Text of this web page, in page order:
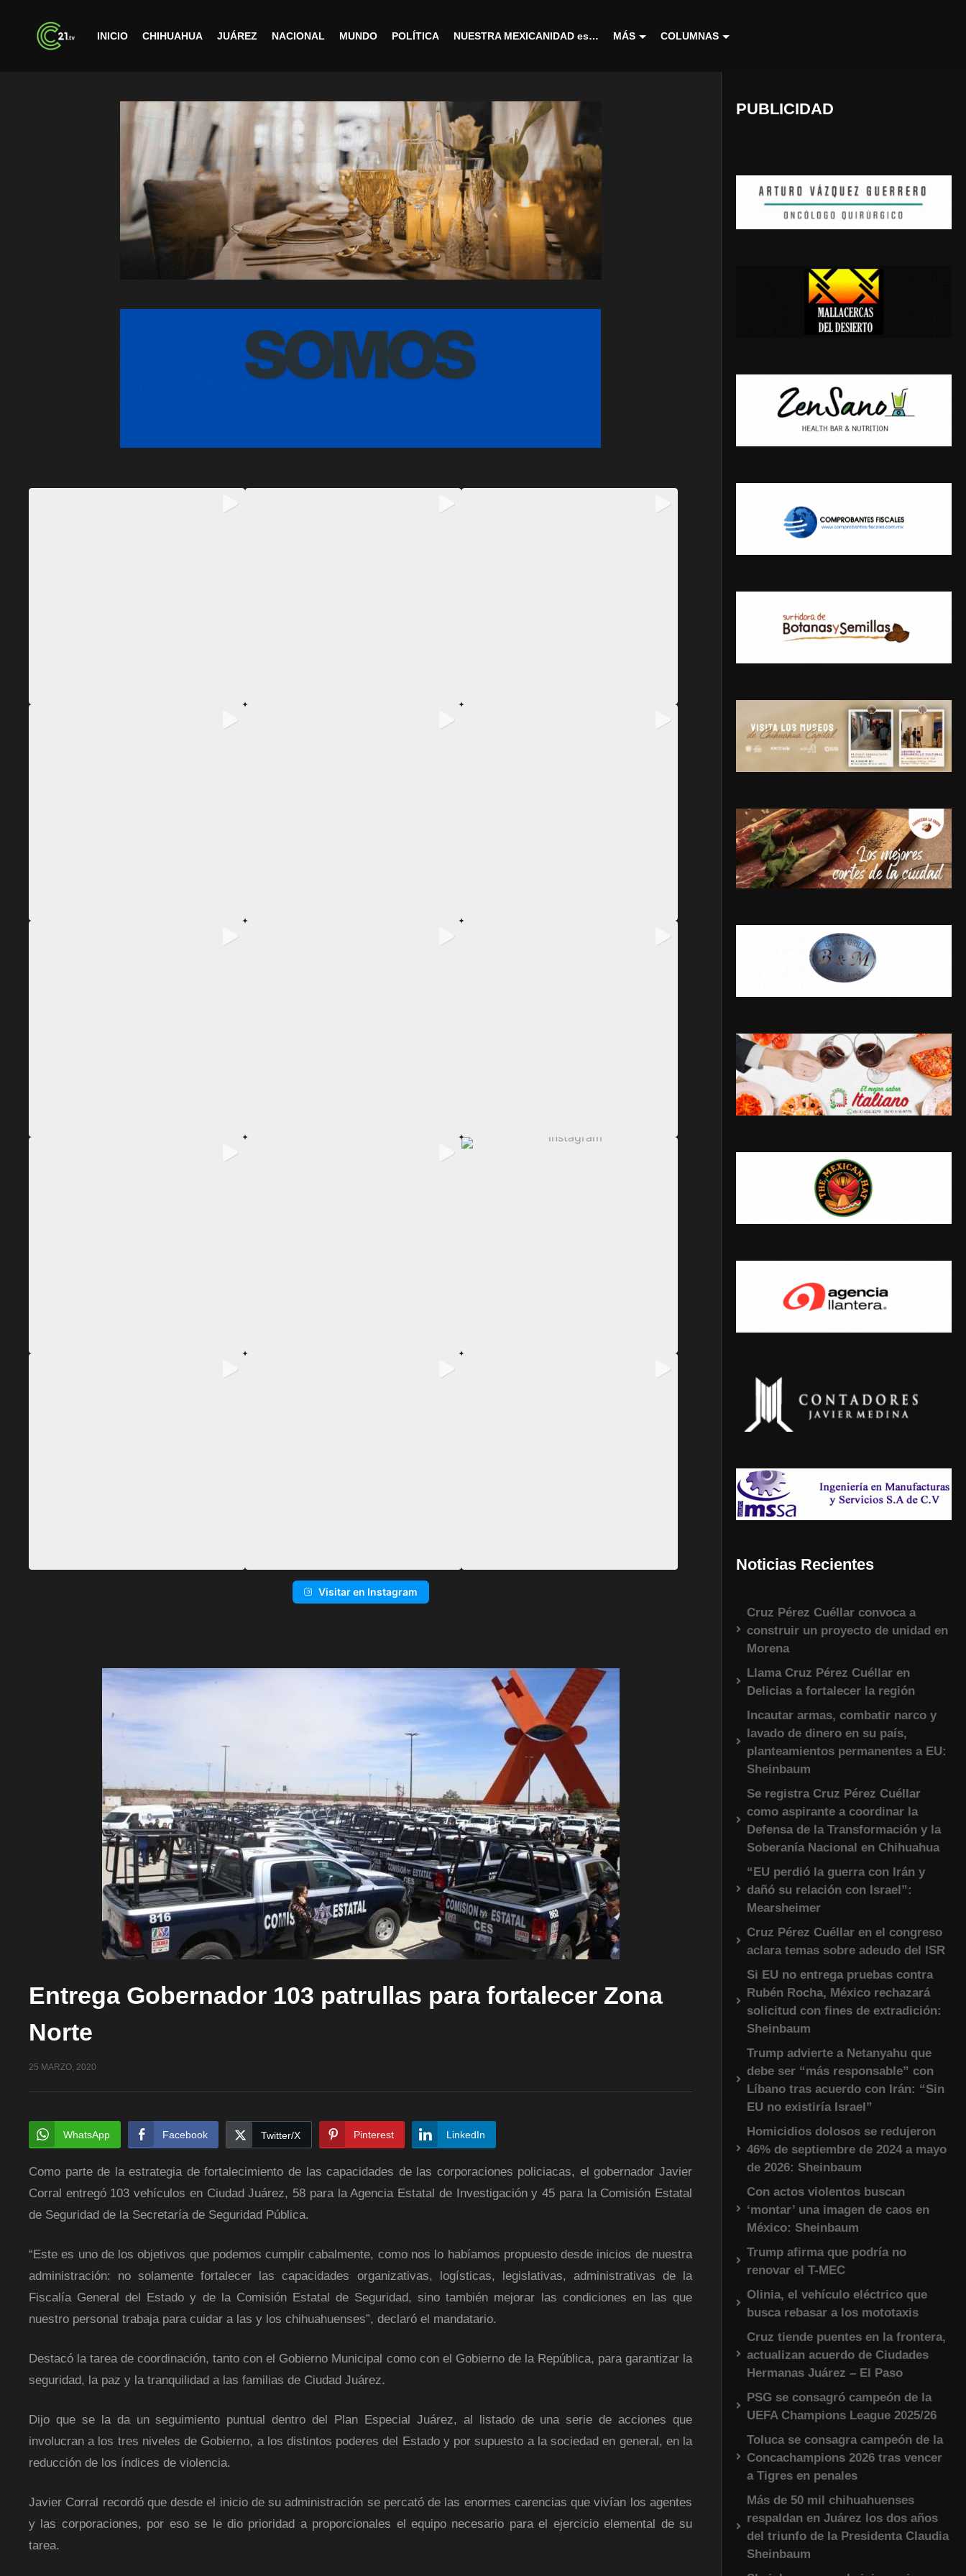
INICIO CHIHUAHUA JUÁREZ NACIONAL MUNDO POLÍTICA NUESTRA MEXICANIDAD es… MÁS COLUMNAS
Visitar en Instagram
Entrega Gobernador 103 patrullas para fortalecer Zona
Norte
25 MARZO, 2020
WhatsApp Facebook Twitter/X Pinterest LinkedIn
Como parte de la estrategia de fortalecimiento de las capacidades de las corporaciones policiacas, el gobernador Javier
Corral entregó 103 vehículos en Ciudad Juárez, 58 para la Agencia Estatal de Investigación y 45 para la Comisión Estatal
de Seguridad de la Secretaría de Seguridad Pública.
“Este es uno de los objetivos que podemos cumplir cabalmente, como nos lo habíamos propuesto desde inicios de nuestra
administración: no solamente fortalecer las capacidades organizativas, logísticas, legislativas, administrativas de la
Fiscalía General del Estado y de la Comisión Estatal de Seguridad, sino también mejorar las condiciones en las que
nuestro personal trabaja para cuidar a las y los chihuahuenses”, declaró el mandatario.
Destacó la tarea de coordinación, tanto con el Gobierno Municipal como con el Gobierno de la República, para garantizar la
seguridad, la paz y la tranquilidad a las familias de Ciudad Juárez.
Dijo que se la da un seguimiento puntual dentro del Plan Especial Juárez, al listado de una serie de acciones que
involucran a los tres niveles de Gobierno, a los distintos poderes del Estado y por supuesto a la sociedad en general, en la
reducción de los índices de violencia.
Javier Corral recordó que desde el inicio de su administración se percató de las enormes carencias que vivían los agentes
y las corporaciones, por eso se le dio prioridad a proporcionales el equipo necesario para el ejercicio elemental de su
tarea.
PUBLICIDAD
Noticias Recientes
Cruz Pérez Cuéllar convoca a
construir un proyecto de unidad en
Morena
Llama Cruz Pérez Cuéllar en
Delicias a fortalecer la región
Incautar armas, combatir narco y
lavado de dinero en su país,
planteamientos permanentes a EU:
Sheinbaum
Se registra Cruz Pérez Cuéllar
como aspirante a coordinar la
Defensa de la Transformación y la
Soberanía Nacional en Chihuahua
“EU perdió la guerra con Irán y
dañó su relación con Israel”:
Mearsheimer
Cruz Pérez Cuéllar en el congreso
aclara temas sobre adeudo del ISR
Si EU no entrega pruebas contra
Rubén Rocha, México rechazará
solicitud con fines de extradición:
Sheinbaum
Trump advierte a Netanyahu que
debe ser “más responsable” con
Líbano tras acuerdo con Irán: “Sin
EU no existiría Israel”
Homicidios dolosos se redujeron
46% de septiembre de 2024 a mayo
de 2026: Sheinbaum
Con actos violentos buscan
‘montar’ una imagen de caos en
México: Sheinbaum
Trump afirma que podría no
renovar el T-MEC
Olinia, el vehículo eléctrico que
busca rebasar a los mototaxis
Cruz tiende puentes en la frontera,
actualizan acuerdo de Ciudades
Hermanas Juárez – El Paso
PSG se consagró campeón de la
UEFA Champions League 2025/26
Toluca se consagra campeón de la
Concachampions 2026 tras vencer
a Tigres en penales
Más de 50 mil chihuahuenses
respaldan en Juárez los dos años
del triunfo de la Presidenta Claudia
Sheinbaum